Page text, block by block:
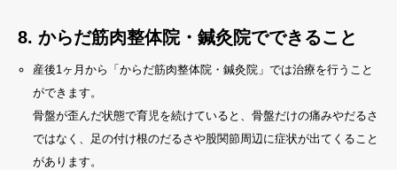
8. からだ筋肉整体院・鍼灸院でできること
産後1ヶ月から「からだ筋肉整体院・鍼灸院」では治療を行うこと
ができます。
骨盤が歪んだ状態で育児を続けていると、骨盤だけの痛みやだるさ
ではなく、足の付け根のだるさや股関節周辺に症状が出てくること
があります。